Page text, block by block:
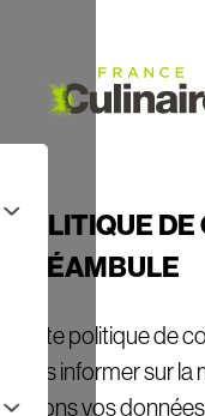
POLITIQUE
ÉAMBULE
Cette politique de
vous informer sur
gérons vos